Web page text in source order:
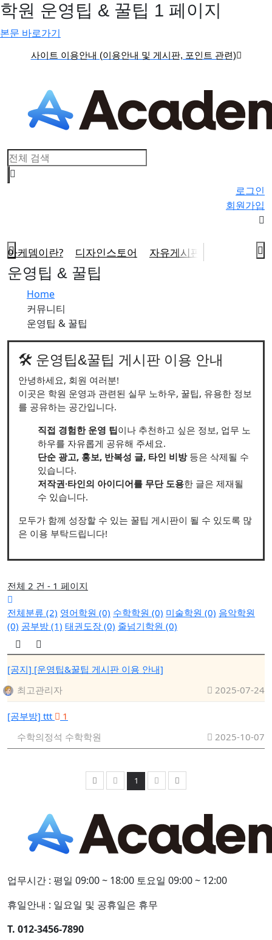
학원 운영팁 & 꿀팁 1 페이지
본문 바로가기
사이트 이용안내 (이용안내 및 게시판, 포인트 관련)
로그인
회원가입
아케뎀이란? 디자인스토어 자유게시판 운영팁&꿀팁
검
색
버
메
운영팁 & 꿀팁
Home
커뮤니티
운영팁 & 꿀팁
🛠️ 운영팁&꿀팁 게시판 이용 안내
안녕하세요, 회원 여러분!
이곳은 학원 운영과 관련된 실무 노하우, 꿀팁, 유용한 정보
를 공유하는 공간입니다.
직접 경험한 운영 팁이나 추천하고 싶은 정보, 업무 노
하우를 자유롭게 공유해 주세요.
단순 광고, 홍보, 반복성 글, 타인 비방등은 삭제될 수
있습니다.
저작권·타인의 아이디어를 무단 도용한 글은 제재될
수 있습니다.
모두가 함께 성장할 수 있는 꿀팁 게시판이 될 수 있도록 많
은 이용 부탁드립니다!
전체 2 건 - 1 페이지
전체분류 (2) 영어학원 (0) 수학학원 (0) 미술학원 (0) 음악학원
(0) 공부방 (1) 태권도장 (0) 줄넘기학원 (0)
[공지] [운영팁&꿀팁 게시판 이용 안내]
최고관리자
2025-07-24
[공부방] ttt
1
수학의정석 수학학원 2025-10-07
1
업무시간 : 평일 09:00 ~ 18:00 토요일 09:00 ~ 12:00
휴일안내 : 일요일 및 공휴일은 휴무
T. 012-3456-7890